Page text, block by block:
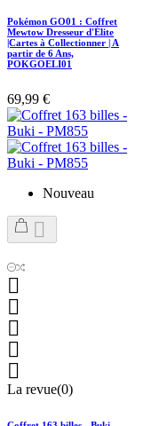
Pokémon GO01 : Coffret
Mewtow Dresseur d'Élite
|Cartes à Collectionner | A
partir de 6 Ans,
POKGOELI01
69,99 €
Nouveau






La revue(0)